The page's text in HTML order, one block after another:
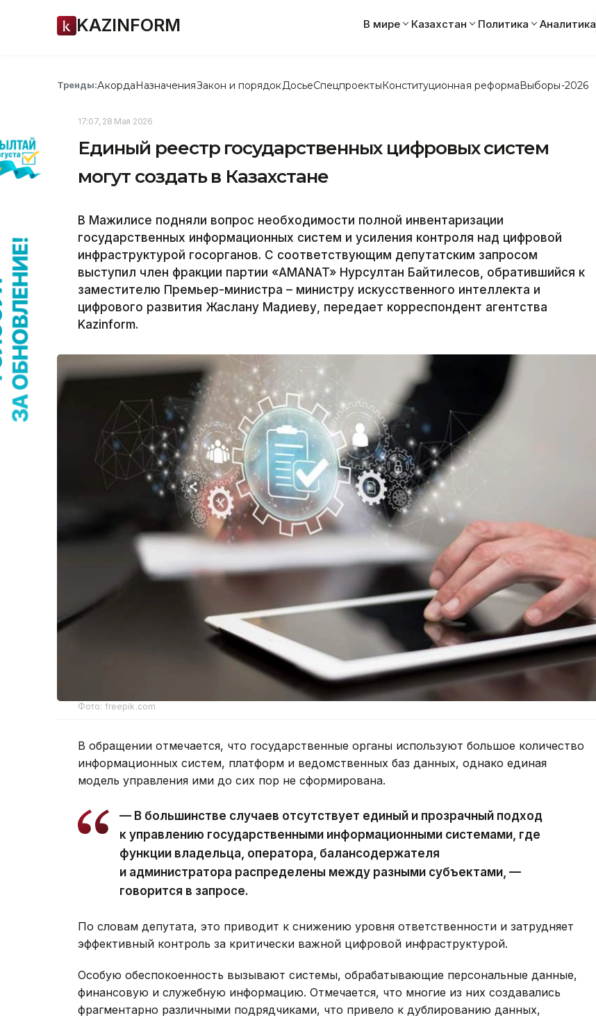
KAZINFORM В мире Казахстан Политика Аналитика
Тренды:АкордаНазначенияЗакон и порядок ДосьеСпецпроектыКонституционная реформаВыборы-2026
17:07, 28 Мая 2026
Единый реестр государственных цифровых систем
могут создать в Казахстане
В Мажилисе подняли вопрос необходимости полной инвентаризации
государственных информационных систем и усиления контроля над цифровой
инфраструктурой госорганов. С соответствующим депутатским запросом
выступил член фракции партии «AMANAT» Нурсултан Байтилесов, обратившийся к
заместителю Премьер-министра – министру искусственного интеллекта и
цифрового развития Жаслану Мадиеву, передает корреспондент агентства
Kazinform.
Фото: freepik.com
В обращении отмечается, что государственные органы используют большое количество
информационных систем, платформ и ведомственных баз данных, однако единая
модель управления ими до сих пор не сформирована.
— В большинстве случаев отсутствует единый и прозрачный подход
к управлению государственными информационными системами, где
функции владельца, оператора, балансодержателя
и администратора распределены между разными субъектами, —
говорится в запросе.
По словам депутата, это приводит к снижению уровня ответственности и затрудняет
эффективный контроль за критически важной цифровой инфраструктурой.
Особую обеспокоенность вызывают системы, обрабатывающие персональные данные,
финансовую и служебную информацию. Отмечается, что многие из них создавались
фрагментарно различными подрядчиками, что привело к дублированию данных,